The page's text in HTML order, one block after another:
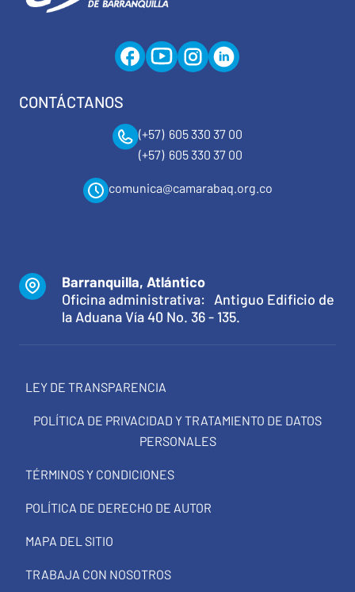
CONTÁCTANOS
(+57) 605 330 37 00
(+57) 605 330 37 00
comunica@camarabaq.org.co
Barranquilla, Atlántico
Oficina administrativa: Antiguo Edificio de
la Aduana Vía 40 No. 36 - 135.
LEY DE TRANSPARENCIA
POLÍTICA DE PRIVACIDAD Y TRATAMIENTO DE DATOS
PERSONALES
TÉRMINOS Y CONDICIONES
POLÍTICA DE DERECHO DE AUTOR
MAPA DEL SITIO
TRABAJA CON NOSOTROS